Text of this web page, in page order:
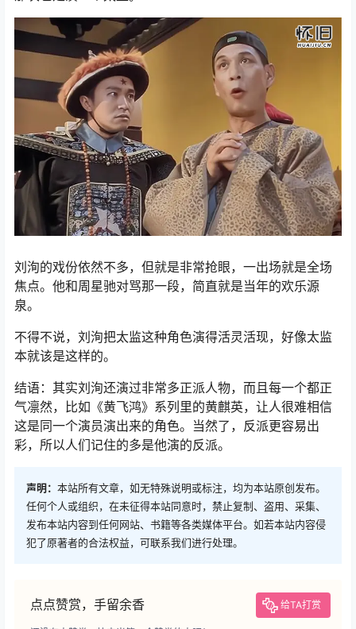
刘洵的戏份依然不多，但就是非常抢眼，一出场就是全场
焦点。他和周星驰对骂那一段，简直就是当年的欢乐源
泉。
不得不说，刘洵把太监这种角色演得活灵活现，好像太监
本就该是这样的。
结语：其实刘洵还演过非常多正派人物，而且每一个都正
气凛然，比如《黄飞鸿》系列里的黄麒英，让人很难相信
这是同一个演员演出来的角色。当然了，反派更容易出
彩，所以人们记住的多是他演的反派。
声明： 本站所有文章，如无特殊说明或标注，均为本站原创发布。
任何个人或组织，在未征得本站同意时，禁止复制、盗用、采集、
发布本站内容到任何网站、书籍等各类媒体平台。如若本站内容侵
犯了原著者的合法权益，可联系我们进行处理。
点点赞赏，手留余香 给TA打赏